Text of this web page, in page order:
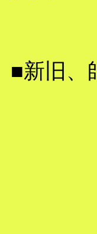
■新旧、